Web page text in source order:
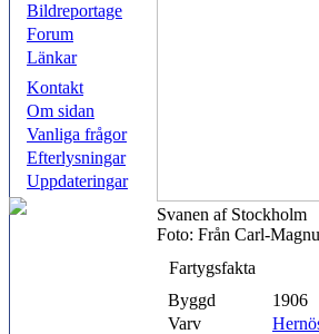
Bildreportage
Forum
Länkar
Kontakt
Om sidan
Vanliga frågor
Efterlysningar
Uppdateringar
Svanen af Stockholm
Foto: Från Carl-
Fartygsfakta
Byggd
1906
Varv